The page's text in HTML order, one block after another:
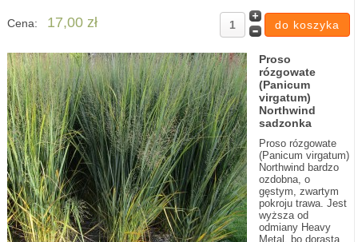
Cena: 17,00 zł
Proso
rózgowate
(Panicum
virgatum)
Northwind
sadzonka
Proso rózgowate
(Panicum virgatum)
Northwind bardzo
ozdobna, o
gęstym, zwartym
pokroju trawa. Jest
wyższa od
odmiany Heavy
Metal, bo dorasta